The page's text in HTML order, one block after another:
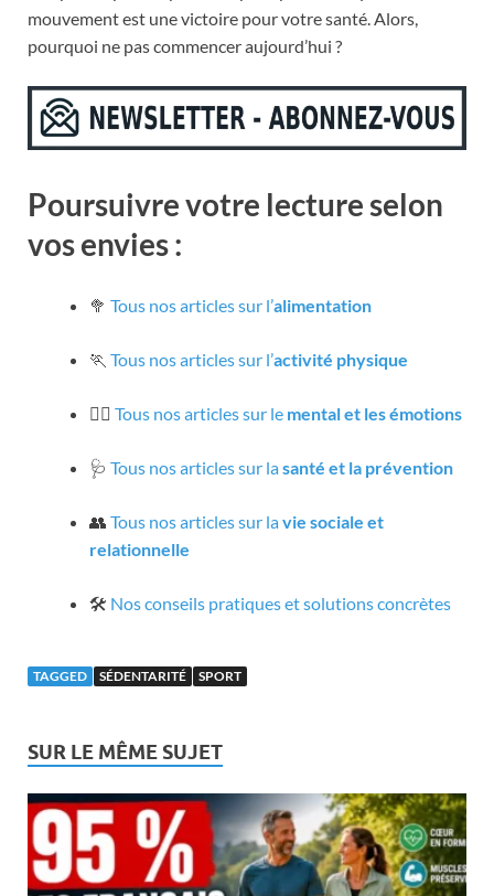
mouvement est une victoire pour votre santé. Alors,
pourquoi ne pas commencer aujourd’hui ?
Poursuivre votre lecture selon
vos envies :
🥦 Tous nos articles sur l’alimentation
🏃 Tous nos articles sur l’activité physique
🧘‍♀️ Tous nos articles sur le mental et les émotions
🩺 Tous nos articles sur lasanté et la prévention
👥 Tous nos articles sur lavie sociale et
relationnelle
🛠️ Nos conseils pratiques et solutions concrètes
TAGGED SÉDENTARITÉ SPORT
SUR LE MÊME SUJET